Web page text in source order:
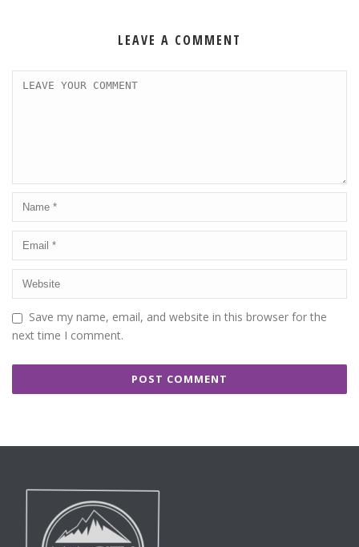
LEAVE A COMMENT
Save my name, email, and website in this browser for the
next time I comment.